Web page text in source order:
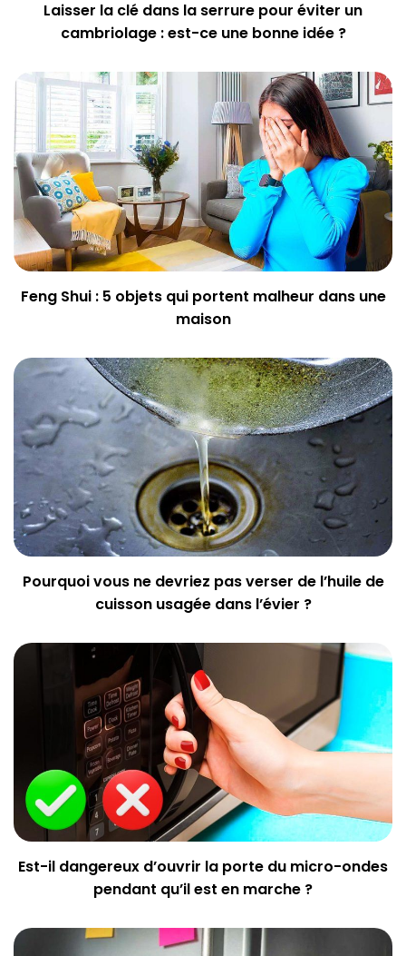
Laisser la clé dans la serrure pour éviter un
cambriolage : est-ce une bonne idée ?
Feng Shui : 5 objets qui portent malheur dans une
maison
Pourquoi vous ne devriez pas verser de l’huile de
cuisson usagée dans l’évier ?
Est-il dangereux d’ouvrir la porte du micro-ondes
pendant qu’il est en marche ?